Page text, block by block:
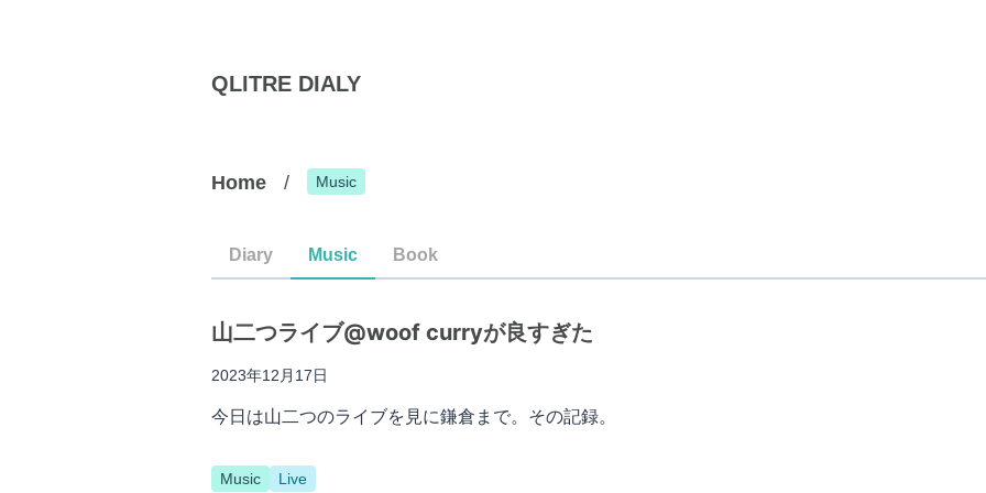
QLITRE DIALY
Home / Music
Diary Music Book
山二つライブ@woof curryが良すぎた
2023年12月17日
今日は山二つのライブを見に鎌倉まで。その記録。
Music Live